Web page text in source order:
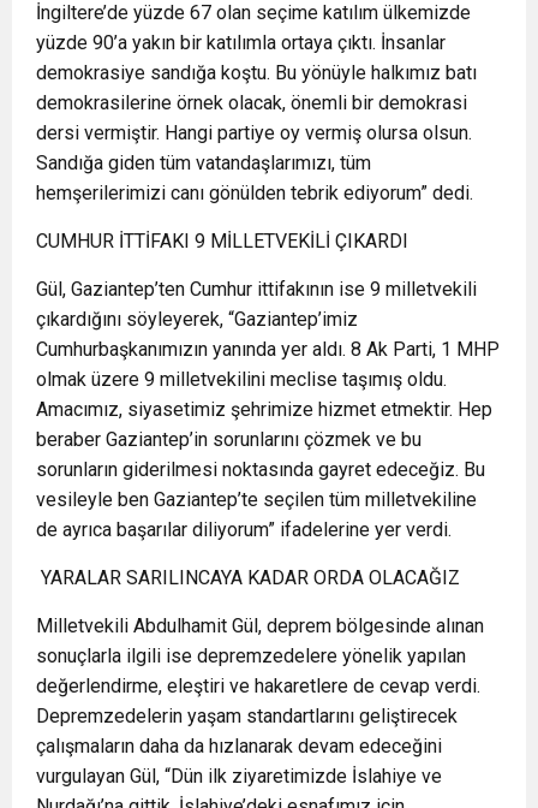
İngiltere’de yüzde 67 olan seçime katılım ülkemizde
yüzde 90’a yakın bir katılımla ortaya çıktı. İnsanlar
demokrasiye sandığa koştu. Bu yönüyle halkımız batı
demokrasilerine örnek olacak, önemli bir demokrasi
dersi vermiştir. Hangi partiye oy vermiş olursa olsun.
Sandığa giden tüm vatandaşlarımızı, tüm
hemşerilerimizi canı gönülden tebrik ediyorum” dedi.
CUMHUR İTTİFAKI 9 MİLLETVEKİLİ ÇIKARDI
Gül, Gaziantep’ten Cumhur ittifakının ise 9 milletvekili
çıkardığını söyleyerek, “Gaziantep’imiz
Cumhurbaşkanımızın yanında yer aldı. 8 Ak Parti, 1 MHP
olmak üzere 9 milletvekilini meclise taşımış oldu.
Amacımız, siyasetimiz şehrimize hizmet etmektir. Hep
beraber Gaziantep’in sorunlarını çözmek ve bu
sorunların giderilmesi noktasında gayret edeceğiz. Bu
vesileyle ben Gaziantep’te seçilen tüm milletvekiline
de ayrıca başarılar diliyorum” ifadelerine yer verdi.
YARALAR SARILINCAYA KADAR ORDA OLACAĞIZ
Milletvekili Abdulhamit Gül, deprem bölgesinde alınan
sonuçlarla ilgili ise depremzedelere yönelik yapılan
değerlendirme, eleştiri ve hakaretlere de cevap verdi.
Depremzedelerin yaşam standartlarını geliştirecek
çalışmaların daha da hızlanarak devam edeceğini
vurgulayan Gül, “Dün ilk ziyaretimizde İslahiye ve